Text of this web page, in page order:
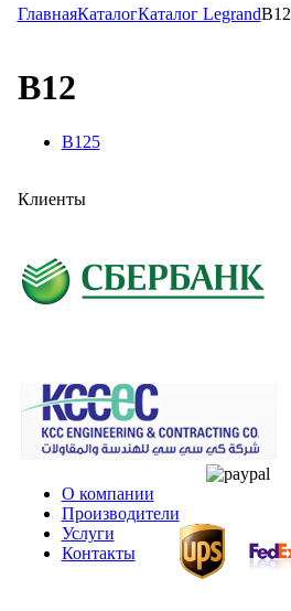
ГлавнаяКаталогКаталог LegrandB12
B12
B125
Клиенты
О компании
Производители
Услуги
Контакты